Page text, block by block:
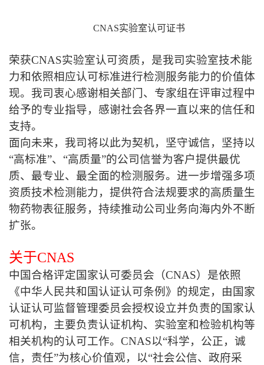
CNAS实验室认可证书
荣获CNAS实验室认可资质，是我司实验室技术能
力和依照相应认可标准进行检测服务能力的价值体
现。我司衷心感谢相关部门、专家组在评审过程中
给予的专业指导，感谢社会各界一直以来的信任和
支持。
面向未来，我司将以此为契机，坚守诚信，坚持以
“高标准”、 “高质量”的公司信誉为客户提供最优
质、最专业、最全面的检测服务。进一步增强多项
资质技术检测能力，提供符合法规要求的高质量生
物药物表征服务，持续推动公司业务向海内外不断
扩张。
关于CNAS
中国合格评定国家认可委员会（CNAS）是依照
《中华人民共和国认证认可条例》的规定，由国家
认证认可监督管理委员会授权设立并负责的国家认
可机构，主要负责认证机构、实验室和检验机构等
相关机构的认可工作。 CNAS以“科学，公正，诚
信，责任”为核心价值观，以“社会公信、政府采